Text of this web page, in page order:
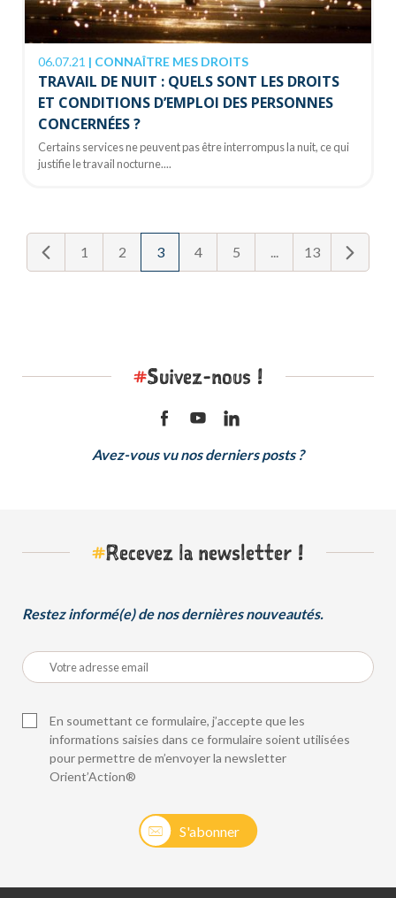
06.07.21 | CONNAÎTRE MES DROITS
TRAVAIL DE NUIT : QUELS SONT LES DROITS
ET CONDITIONS D’EMPLOI DES PERSONNES
CONCERNÉES ?
Certains services ne peuvent pas être interrompus la nuit, ce qui
justifie le travail nocturne....
1 2 3 4 5 ... 13
#Suivez-nous !
Avez-vous vu nos derniers posts ?
#Recevez la newsletter !
Restez informé(e) de nos dernières nouveautés.
S'abonner
En soumettant ce formulaire, j’accepte que les
informations saisies dans ce formulaire soient utilisées
pour permettre de m’envoyer la newsletter
Orient’Action®